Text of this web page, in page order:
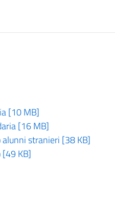
[10 MB]
[16 MB]
alunni stranieri [38 KB]
[49 KB]